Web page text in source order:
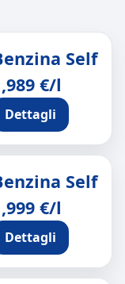
Self
€/l
Dettagli
Self
€/l
Dettagli